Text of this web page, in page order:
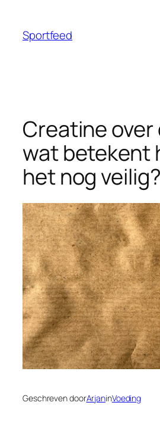
Sportfeed
Creatine over
wat betekent
het nog veilig?
Geschreven doorArjaninVoeding